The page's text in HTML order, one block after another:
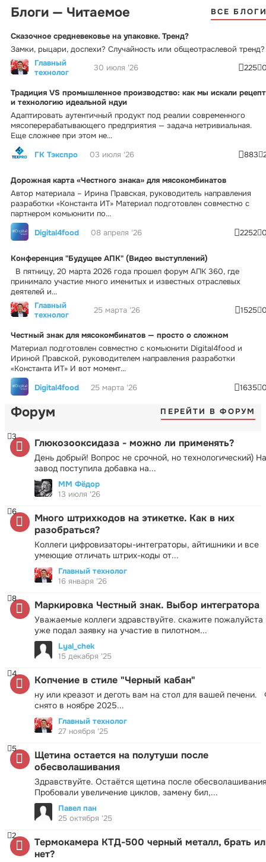
Блоги — Читаемое ВСЕ
Сказочное средневековье на упаковке. Тренд?
Замки, рыцари, доспехи? Случайность или общеотраслевой тренд?
Главный
технолог
30 июля '26 225
Традиция VS промышленное производство: как мы искали рецепт
и технологию идеальной ндуи
Адаптировать аутентичный продукт под реалии современного
мясоперерабатывающего предприятия — задача нетривиальная.
Еще сложнее при этом не...
ГК Тэкспро
03 июля '26 883
Дорожная карта «Честного знака» для мясокомбинатов
Автор материала – Ирина Правская, руководитель направления
разработки «Константа ИТ» Материал подготовлен совместно с
партнером комьюнити по...
Digital4food
08 апреля '26 2252
Конференция "Будущее АПК" (Видео выступлений)
В пятницу, 20 марта 2026 года прошел форум АПК 360, где
принимало участие много именитых и известных отраслевых
деятелей и...
Главный
технолог
25 марта '26 1525
Честный знак для мясокомбинатов — просто о сложном
Материал подготовлен совместно с комьюнити Digital4food и
Ириной Правской, руководителем направления разработки
«Константа ИТ» И вот момент...
Digital4food
25 марта '26 1635
Форум ПЕРЕЙТИ В ФОРУМ
Глюкозооксидаза - можно ли применять?
День добрый! Вопрос не срочной, но технологический) На
завод поступила добавка на...
3
ММ Фёдор
13 июля '26
Много штрихкодов на этикетке. Как в них
разобраться?
Коллеги цифровизаторы-интеграторы, айтишники и все
умеющие отличать штрих-коды от...
6
Главный технолог
16 января '26
Маркировка Честный знак. Выбор интегратора
Уважаемые коллеги здравствуйте. скажите пожалуйста
уже подал заявку на участие в пилотном...
8
Lyal_chek
15 декабря '25
Копчение в стиле "Черный кабан"
ну или креазот и деготь вам на стол для вашей печени.
снято в ноябре 2025...
4
Главный технолог
27 ноября '25
Щетина остается на полутуши после
обесволашивания
Здравствуйте. Остаётся щетина после
Пробовали увеличение циклов, замену бил,...
5
Павел пан
25 октября '25
Термокамера КТД-500 черный металл, брать
нет?
2